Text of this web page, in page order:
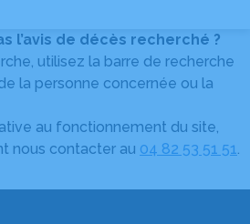
l’avis de décès recherché ?
utilisez la barre de recherche
la personne concernée ou la
au fonctionnement du site,
nous contacter au 04 82 53 51 51.